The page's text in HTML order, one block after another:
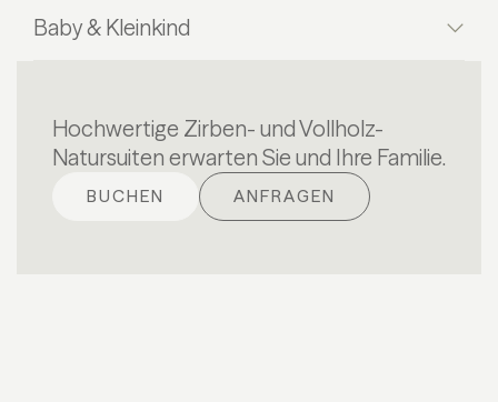
Baby & Kleinkind
Hochwertige Zirben- und Vollholz-
Natursuiten erwarten Sie und Ihre Familie.
BUCHEN ANFRAGEN